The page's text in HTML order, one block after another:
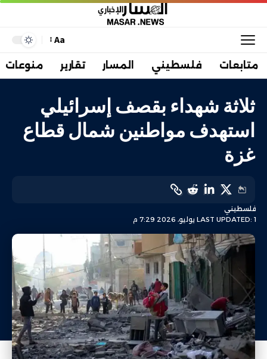
Aa
متابعات فلسطيني المسار تقارير منوعات
ثلاثة شهداء بقصف إسرائيلي
استهدف مواطنين شمال قطاع
غزة
LAST UPDATED: 1 يوليو، 2026 7:29 م
فلسطيني